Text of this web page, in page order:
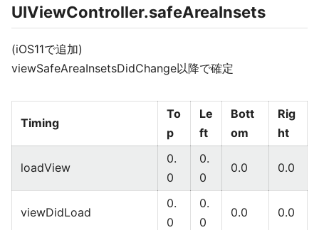
UIViewController.safeAreaInsets
(iOS11で追加)
viewSafeAreaInsetsDidChange以降で確定
Timing
To
p
Le
ft
Bott
om
Rig
ht
loadView
0.
0
0.
0
0.0 0.0
viewDidLoad
0.
0
0.
0
0.0 0.0